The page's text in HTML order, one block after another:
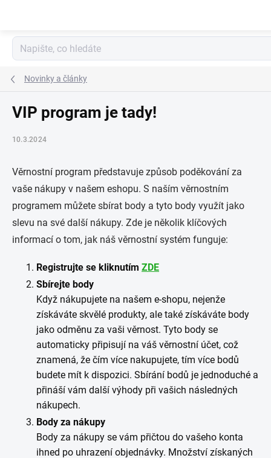
Novinky a články
VIP program je tady!
10.3.2024
Věrnostní program představuje způsob poděkování za
vaše nákupy v našem eshopu. S naším věrnostním
programem můžete sbírat body a tyto body využít jako
slevu na své další nákupy. Zde je několik klíčových
informací o tom, jak náš věrnostní systém funguje:
Registrujte se kliknutím ZDE
Sbírejte body
Když nákupujete na našem e-shopu, nejenže
získáváte skvělé produkty, ale také získáváte body
jako odměnu za vaši věrnost. Tyto body se
automaticky připisují na váš věrnostní účet, což
znamená, že čím více nakupujete, tím více bodů
budete mít k dispozici. Sbírání bodů je jednoduché a
přináší vám další výhody při vašich následných
nákupech.
Body za nákupy
Body za nákupy se vám přičtou do vašeho konta
ihned po uhrazení objednávky. Množství získaných